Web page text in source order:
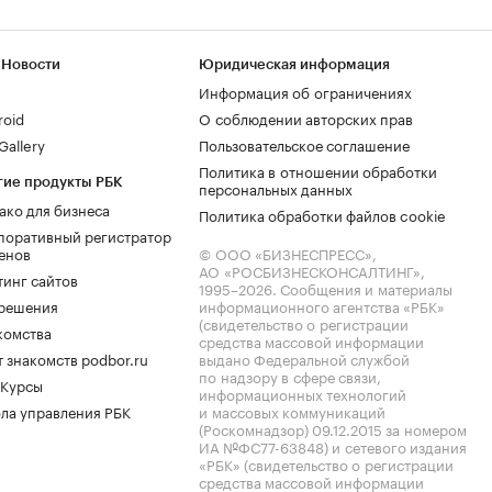
продукты РБК
для бизнеса
регистратор
сайтов
знакомств podbor.ru
управления РБК
Юридическая информация
Информация об ограничениях
О соблюдении авторских прав
Пользовательское соглашение
Политика в отношении обработки
персональных данных
Политика обработки файлов cookie
© ООО «БИЗНЕСПРЕСС»,
АО «РОСБИЗНЕСКОНСАЛТИНГ»,
1995–2026. Сообщения и материалы
информационного агентства «РБК»
(свидетельство о регистрации
средства массовой информации
выдано Федеральной службой
по надзору в сфере связи,
информационных технологий
и массовых коммуникаций
(Роскомнадзор) 09.12.2015 за номером
ИА №ФС77-63848) и сетевого издания
«РБК» (свидетельство о регистрации
средства массовой информации